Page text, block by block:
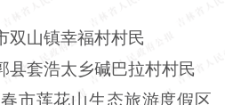
双山镇幸福村村民
县套浩太乡碱巴拉村村民
市莲花山生态旅游度假区